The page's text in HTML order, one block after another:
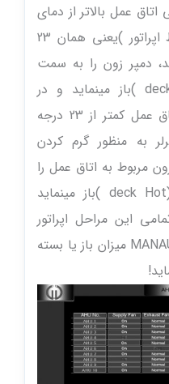
عمل بالاتر از دمای
تنظم شــده توســط اپراتور )یعنی همان 23
دمپر زون را به سمت
دک ســرد )deck Cold )باز مینماید و در
حالتی که دمای اتــاق عمل کمتر از 23 درجه
به منظور گرم کردن
مربوط به اتاق عمل را
به سمت دک گرم (deck Hot )باز مینماید
این مراحل اپراتور
میتواند در حالت MANAUAL میزان باز یا بسته